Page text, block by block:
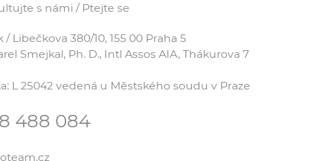
s námi / Ptejte se
/ Libečkova 380/10, 155 00 Praha 5
Smejkal, Ph. D., Intl Assos AIA, Thákurova 7
L 25042 vedená u Městského soudu v Praze
488 084